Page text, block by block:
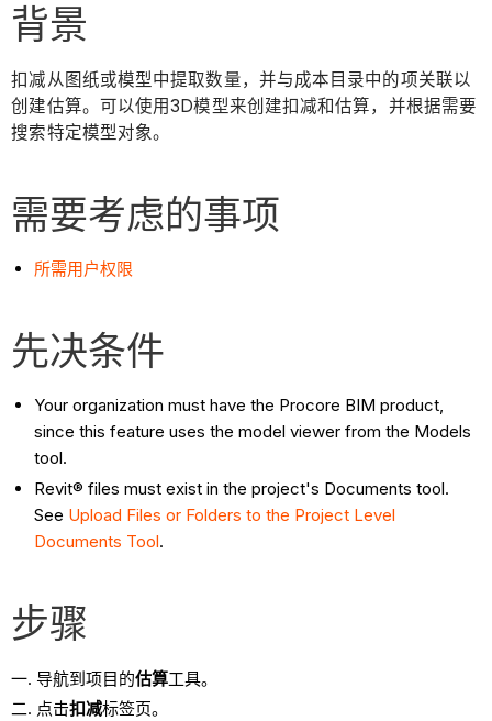
背景
扣减从图纸或模型中提取数量，并与成本目录中的项关联以
创建估算。可以使用3D模型来创建扣减和估算，并根据需要
搜索特定模型对象。
需要考虑的事项
所需用户权限
先决条件
Your organization must have the Procore BIM product,
since this feature uses the model viewer from the Models
tool.
Revit® files must exist in the project's Documents tool.
See Upload Files or Folders to the Project Level
Documents Tool.
步骤
导航到项目的估算工具。
点击扣减标签页。